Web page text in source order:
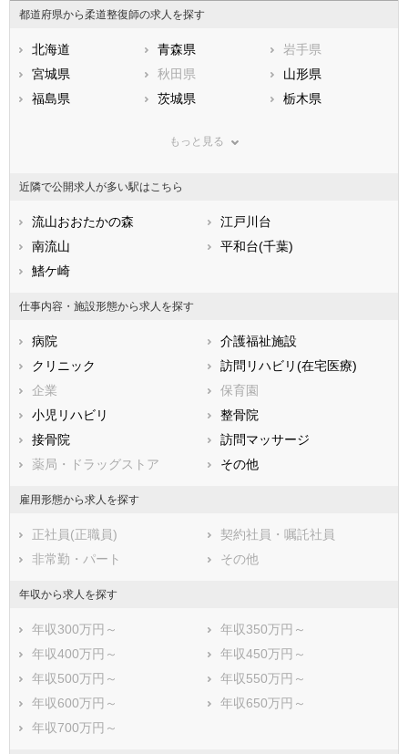
都道府県から柔道整復師の求人を探す
北海道 青森県
岩手県
宮城県
秋田県
山形県
福島県
茨城県
栃木県
神奈川県
石川県
福井県
静岡県
滋賀県
大阪府
兵庫県
香川県
高知県
福岡県
長崎県
熊本県
鹿児島県
もっと見る
近隣で公開求人が多い駅はこちら
流山おおたかの森
江戸川台
南流山
平和台(千葉)
鰭ケ崎
仕事内容・施設形態から求人を探す
病院
介護福祉施設
クリニック
訪問リハビリ(在宅医療)
企業
保育園
小児リハビリ
整骨院
接骨院
訪問マッサージ
薬局・ドラッグストア
その他
雇用形態から求人を探す
正社員(正職員)
契約社員・嘱託社員
非常勤・パート
その他
年収から求人を探す
年収300万円～
年収350万円～
年収400万円～
年収450万円～
年収500万円～
年収550万円～
年収600万円～
年収650万円～
年収700万円～